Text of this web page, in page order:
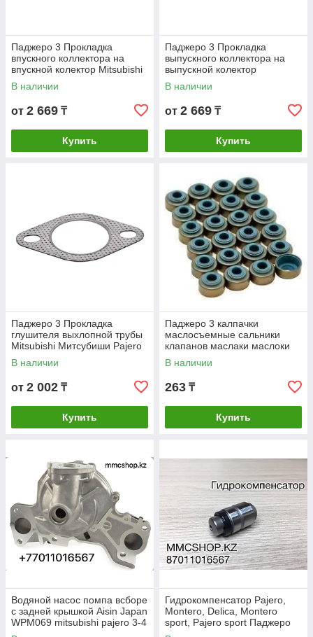
Паджеро 3 Прокладка
впускного коллектора на
впускной колектор Mitsubishi
Митсубиши Pajero 3 третье
поколение
В наличии
от 2 669 ₸
Купить
Паджеро 3 Прокладка
выпускного коллектора на
выпускной колектор
Mitsubishi Митсубиши Pajero
третье поколение
В наличии
от 2 669 ₸
Купить
Паджеро 3 Прокладка
глушителя выхлопной трубы
Mitsubishi Митсубиши Pajero
третье поколение
В наличии
от 2 002 ₸
Купить
Паджеро 3 калпачки
маслосъемные сальники
клапанов маслаки маслоки
MD307342 MD184303 Pajero
третье поколение
В наличии
263 ₸
Купить
Водяной насос помпа всборе
с задней крышкой Aisin Japan
WPM069 mitsubishi pajero 3-4
митсубиси паджеро 3-4
Гидрокомпенсатор Pajero,
Montero, Delica, Montero
sport, Pajero sport Паджеро
Монтеро MD377560